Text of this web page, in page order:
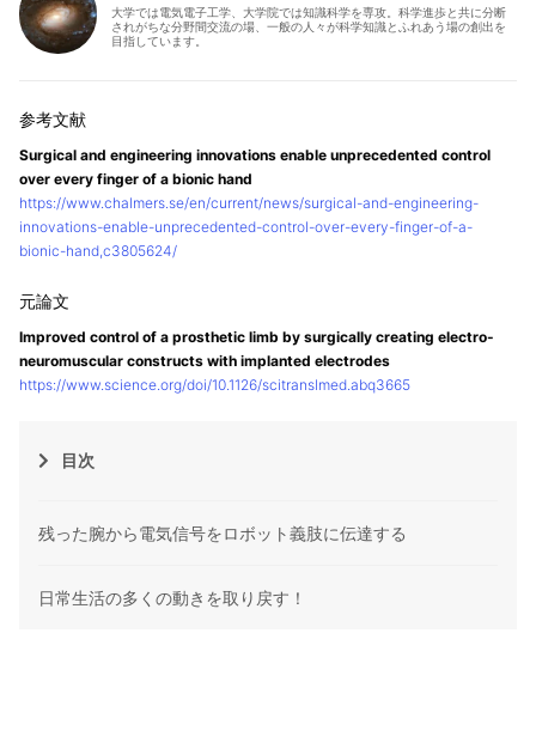
大学では電気電子工学、大学院では知識科学を専攻。科学進歩と共に分断
されがちな分野間交流の場、一般の人々が科学知識とふれあう場の創出を
目指しています。
Surgical and engineering innovations enable unprecedented control
over every finger of a bionic hand
https://www.chalmers.se/en/current/news/surgical-and-engineering-
innovations-enable-unprecedented-control-over-every-finger-of-a-
bionic-hand,c3805624/
Improved control of a prosthetic limb by surgically creating electro-
neuromuscular constructs with implanted electrodes
https://www.science.org/doi/10.1126/scitranslmed.abq3665
目次
残った腕から電気信号をロボット義肢に伝達する
日常生活の多くの動きを取り戻す！